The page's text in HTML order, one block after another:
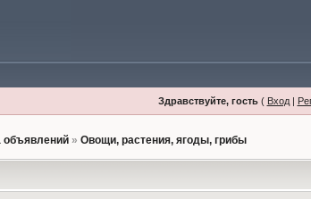
Здравствуйте, гость( Вход|
объявлений »Овощи, растения, ягоды, грибы